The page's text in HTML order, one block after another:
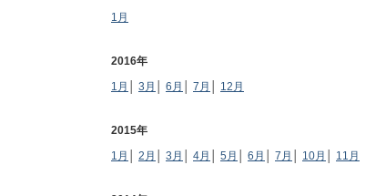
1月
2016年
1月
3月 6月 7月 12月
2015年
1月
2月 3月 4月 5月 6月 7月 10月 11月